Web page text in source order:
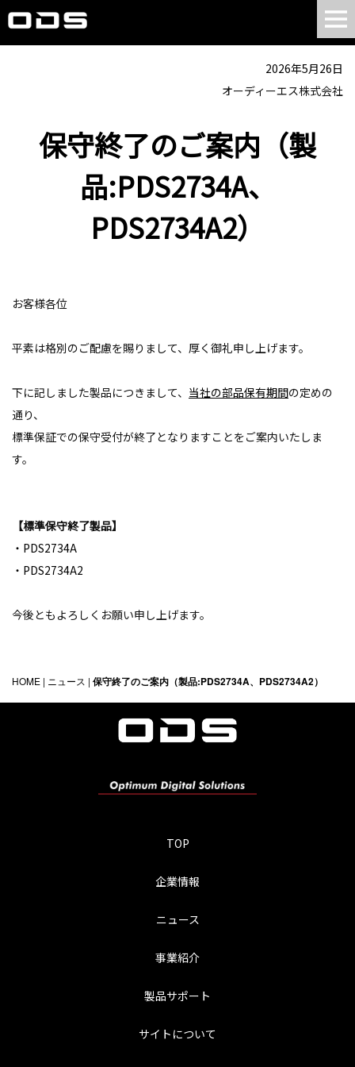
2026年5月26日
オーディーエス株式会社
保守終了のご案内（製
品:PDS2734A、
PDS2734A2）
お客様各位
平素は格別のご配慮を賜りまして、厚く御礼申し上げます。
下に記しました製品につきまして、 当社の部品保有期間の定めの
通り、
標準保証での保守受付が終了となりますことをご案内いたしま
す。
【標準保守終了製品】
・PDS2734A
・PDS2734A2
今後ともよろしくお願い申し上げます。
HOME | ニュース | 保守終了のご案内（製品:PDS2734A、PDS2734A2）
TOP
企業情報
ニュース
事業紹介
製品サポート
サイトについて